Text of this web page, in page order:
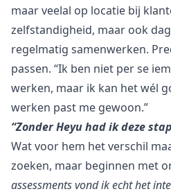
maar veelal op locatie bij
zelfstandigheid, maar ook
regelmatig samenwerken.
passen. “Ik ben niet per se
werken, maar ik kan het wél
werken past me gewoon.”
“Zonder Heyu had ik deze
Wat voor hem het verschil
zoeken, maar beginnen met
assessments vond ik echt het